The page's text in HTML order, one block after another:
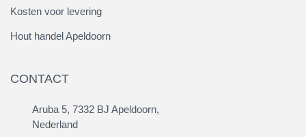
Kosten voor levering
Hout handel Apeldoorn
CONTACT
Aruba 5, 7332 BJ Apeldoorn,
Nederland